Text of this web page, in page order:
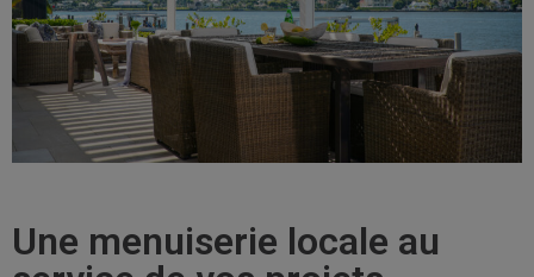
Une menuiserie locale au